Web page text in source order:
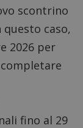
scontrino
caso,
2026 per
fino al 29